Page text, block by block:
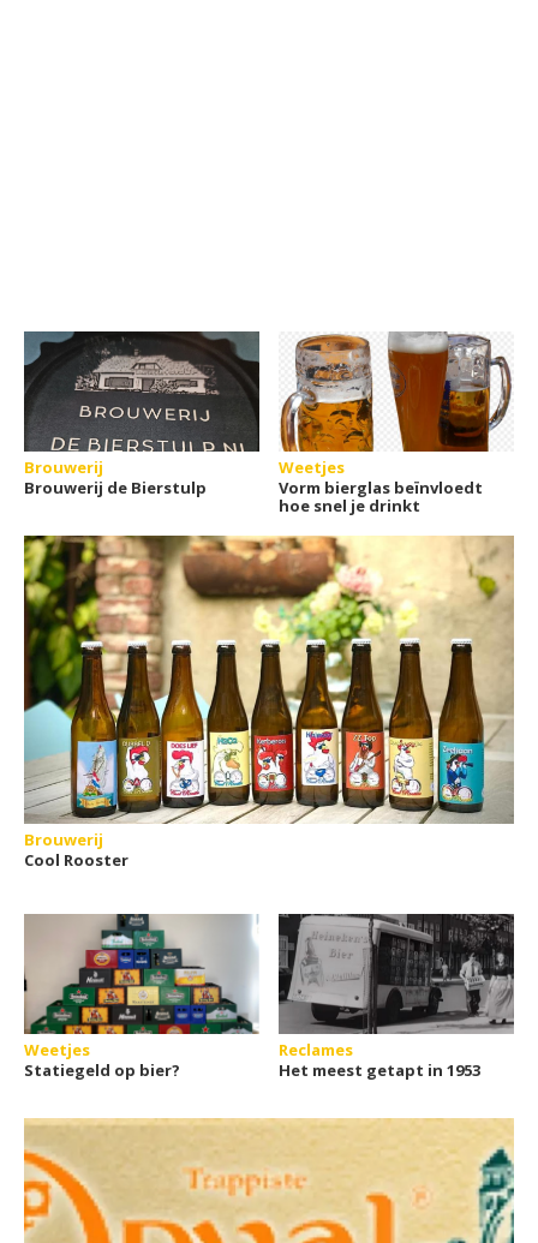
Brouwerij
Brouwerij de Bierstulp
Weetjes
Vorm bierglas beïnvloedt
hoe snel je drinkt
Brouwerij
Cool Rooster
Weetjes
Statiegeld op bier?
Reclames
Het meest getapt in 1953